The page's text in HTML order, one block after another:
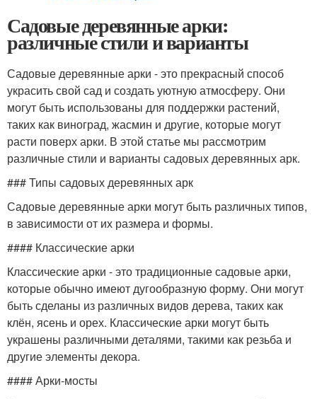
Садовые деревянные арки:
различные стили и варианты
Садовые деревянные арки - это прекрасный способ
украсить свой сад и создать уютную атмосферу. Они
могут быть использованы для поддержки растений,
таких как виноград, жасмин и другие, которые могут
расти поверх арки. В этой статье мы рассмотрим
различные стили и варианты садовых деревянных арк.
### Типы садовых деревянных арк
Садовые деревянные арки могут быть различных типов,
в зависимости от их размера и формы.
#### Классические арки
Классические арки - это традиционные садовые арки,
которые обычно имеют дугообразную форму. Они могут
быть сделаны из различных видов дерева, таких как
клён, ясень и орех. Классические арки могут быть
украшены различными деталями, такими как резьба и
другие элементы декора.
#### Арки-мосты